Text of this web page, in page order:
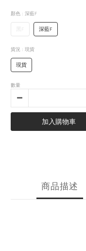
顏色 : 深藍F
深藍F
貨況 : 現貨
現貨
數量
加入購物車
商品描述